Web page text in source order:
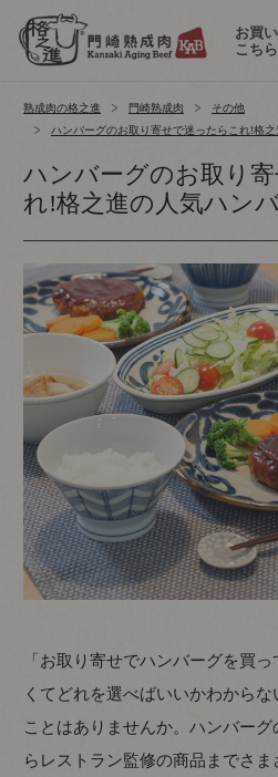
お買
こち
熟成肉の格之進 門崎熟成肉
その他
ハンバーグのお取り寄せで迷ったらこれ!格
ハンバーグのお取り
れ!格之進の人気ハン
「お取り寄せでハンバーグを買
くてどれを選べばいいかわから
ことはありませんか。ハンバー
らレストラン監修の商品までさ